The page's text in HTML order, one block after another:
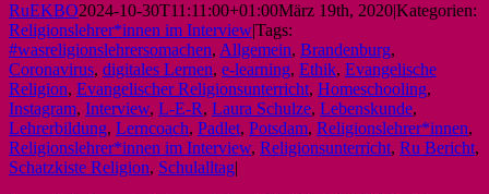
RuEKBO2024-10-30T11:11:00+01:00März 19th, 2020|Kategorien:
Religionslehrer*innen im Interview|Tags:
#wasreligionslehrersomachen, Allgemein, Brandenburg,
Coronavirus, digitales Lernen, e-learning, Ethik, Evangelische
Religion, Evangelischer Religionsunterricht, Homeschooling,
Instagram, Interview, L-E-R, Laura Schulze, Lebenskunde,
Lehrerbildung, Lerncoach, Padlet, Potsdam, Religionslehrer*innen,
Religionslehrer*innen im Interview, Religionsunterricht, Ru Bericht,
Schatzkiste Religion, Schulalltag|